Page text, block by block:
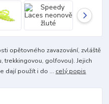
opětovného zavazování, zvláště
trekkingovou, golfovou). Jejich
dají použít i do ... celý popis